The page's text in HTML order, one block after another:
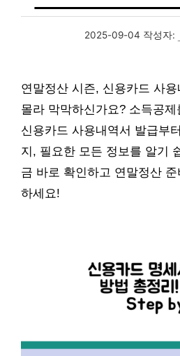
2025-09-04 작성자:
연말정산 시즌, 신용카드 사
몰라 막막하신가요? 소득공
신용카드 사용내역서 발급부
지, 필요한 모든 정보를 알기
금 바로 확인하고 연말정산
하세요!